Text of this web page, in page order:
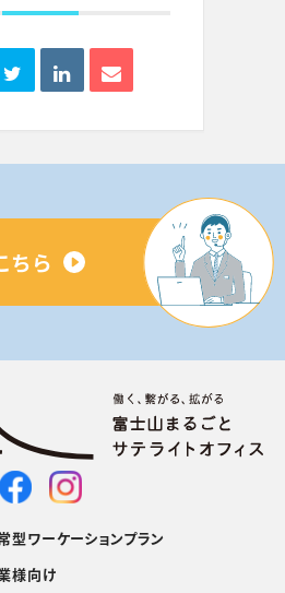
ちら
型ワーケーションプラン
様向け